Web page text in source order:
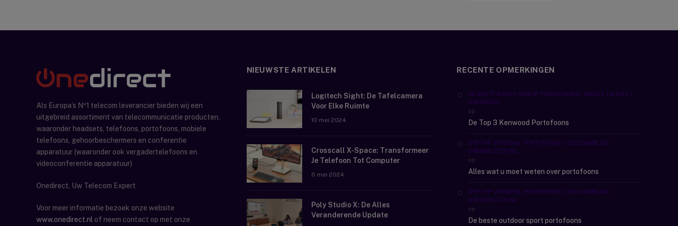
Als Europa’s Nº1 telecom leverancier bieden wij een
uitgebreid assortiment van telecommunicatie producten,
waaronder headsets, telefoons, portofoons, mobiele
telefoons, gehoorbeschermers en conferentie
apparatuur (waaronder ook vergadertelefoons en
videoconferentie apparatuur)
Onedirect, Uw Telecom Expert
Voor meer informatie bezoek onze website
www.onedirect.nl of neem contact op met onze
NIEUWSTE ARTIKELEN
Logitech Sight: De Tafelcamera
Voor Elke Ruimte
10 mei 2024
Crosscall X-Space: Transformeer
Je Telefoon Tot Computer
6 mei 2024
Poly Studio X: De Alles
Veranderende Update
RECENTE OPMERKINGEN
DE BESTE GROOT BEREIK PORTOFOONS | WALKIE TALKIES |
ONEDIRECT
op
De Top 3 Kenwood Portofoons
UHF VHF VERSCHIL PORTOFOONS | TELECOMBLOG |
ONEDIRECT.CO.NL
op
Alles wat u moet weten over portofoons
UHF VHF VERSCHIL PORTOFOONS | TELECOMBLOG |
ONEDIRECT.CO.NL
op
De beste outdoor sport portofoons